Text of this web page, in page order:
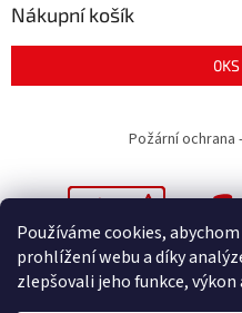
Používáme cookies,
prohlížení webu a díky
zlepšovali jeho funkce,
Nákupní košík
0
Požární